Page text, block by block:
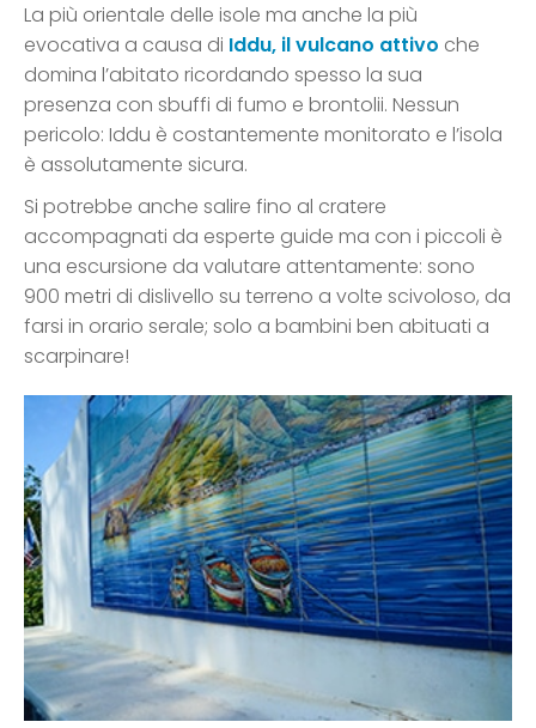
La più orientale delle isole ma anche la più
evocativa a causa di Iddu, il vulcano attivo che
domina l’abitato ricordando spesso la sua
presenza con sbuffi di fumo e brontolii. Nessun
pericolo: Iddu è costantemente monitorato e l’isola
è assolutamente sicura.
Si potrebbe anche salire fino al cratere
accompagnati da esperte guide ma con i piccoli è
una escursione da valutare attentamente: sono
900 metri di dislivello su terreno a volte scivoloso, da
farsi in orario serale; solo a bambini ben abituati a
scarpinare!